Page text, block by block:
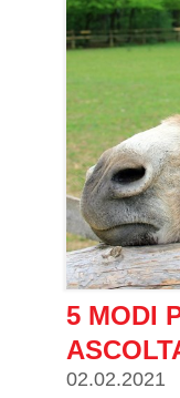
5 MODI
02.02.2021